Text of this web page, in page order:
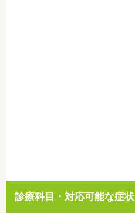
診療科目・対応可能な症状